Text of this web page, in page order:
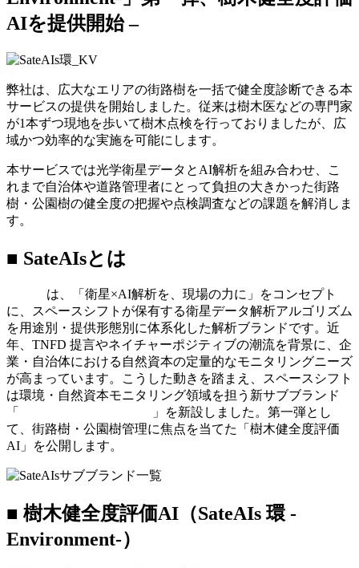
AIを提供開始 –
弊社は、広大なエリアの街路樹を一括で健全度診断できる本
サービスの提供を開始しました。従来は樹木医などの専門家
が1本ずつ現地を歩いて樹木点検を行っておりましたが、広
域かつ効率的な実施を可能にします。
本サービスでは光学衛星データと AI解析を組み合わせ、こ
れまで自治体や道路管理者にとって負担の大きかった街路
樹・公園樹の健全度の把握や点検調査などの課題を解消しま
す。
■ SateAIsとは
は、「衛星×AI解析を、現場の力に」をコンセプト
に、スペースシフトが保有する衛星データ解析アルゴリズム
を用途別・提供形態別に体系化した解析ブランドです。近
年、 TNFD 提言やネイチャーポジティブの潮流を背景に、企
業・自治体における自然資本の定量的なモニタリングニーズ
が高まっています。こうした動きを踏まえ、スペースシフト
は環境・自然資本モニタリング領域を担う新サブブランド
「
」を新設しました。第一弾とし
て、街路樹・公園樹管理に焦点を当てた「樹木健全度評価
AI 」を公開します。
■ 樹木健全度評価AI （SateAIs 環 -
Environment-）